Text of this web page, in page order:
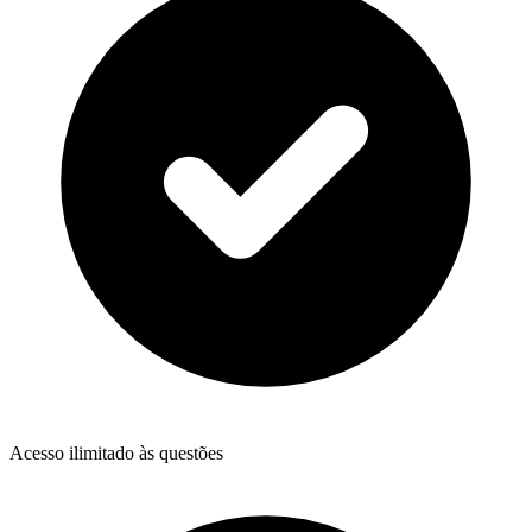
Acesso ilimitado às questões